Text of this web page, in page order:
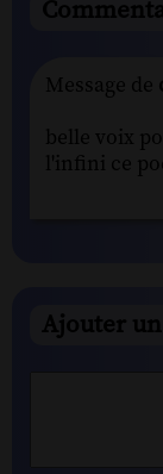
Message de
belle voix
l'infini ce
Ajouter